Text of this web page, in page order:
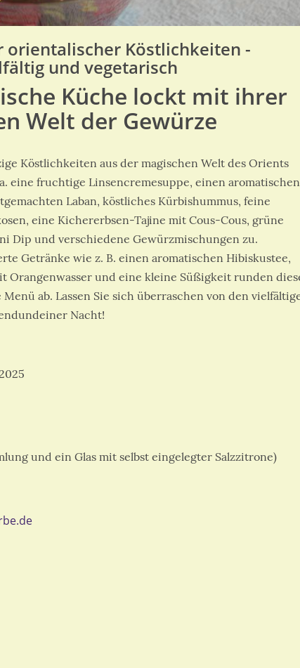
orientalischer Köstlichkeiten -
und vegetarisch
Küche lockt mit ihrer
Welt der Gewürze
Köstlichkeiten aus der magischen Welt des Orients
eine fruchtige Linsencremesuppe, einen aromatischen
Laban, köstliches Kürbishummus, feine
eine Kichererbsen-Tajine mit Cous-Cous, grüne
Dip und verschiedene Gewürzmischungen zu.
Getränke wie z. B. einen aromatischen Hibiskustee,
Orangenwasser und eine kleine Süßigkeit runden
ab. Lassen Sie sich überraschen von den
Nacht!
und ein Glas mit selbst eingelegter Salzzitrone)